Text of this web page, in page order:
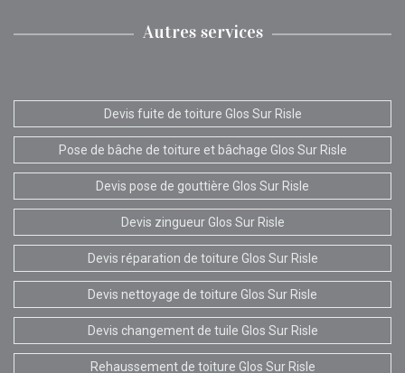
Autres services
Devis fuite de toiture Glos Sur Risle
Pose de bâche de toiture et bâchage Glos Sur Risle
Devis pose de gouttière Glos Sur Risle
Devis zingueur Glos Sur Risle
Devis réparation de toiture Glos Sur Risle
Devis nettoyage de toiture Glos Sur Risle
Devis changement de tuile Glos Sur Risle
Rehaussement de toiture Glos Sur Risle